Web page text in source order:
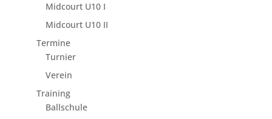
Midcourt U10 I
Midcourt U10 II
Termine
Turnier
Verein
Training
Ballschule